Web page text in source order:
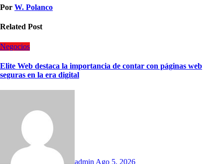
Por W. Polanco
Related Post
Negocios
Elite Web destaca la importancia de contar con páginas web
seguras en la era digital
admin Ago 5, 2026